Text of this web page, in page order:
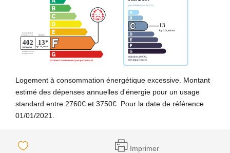
Logement à consommation énergétique excessive. Montant
estimé des dépenses annuelles d'énergie pour un usage
standard entre 2760€ et 3750€. Pour la date de référence
01/01/2021.
Imprimer